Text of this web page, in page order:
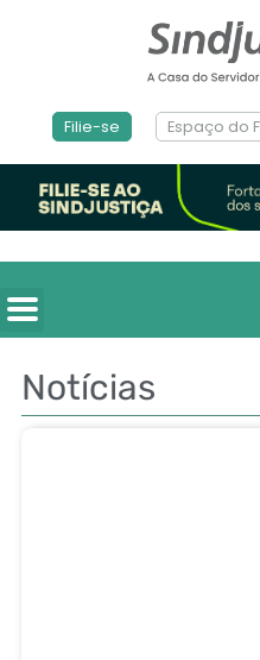
Filie-se Espaço do
Notícias